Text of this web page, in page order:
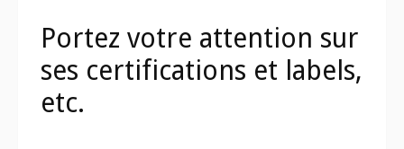
Portez votre attention sur
ses certifications et labels,
etc.